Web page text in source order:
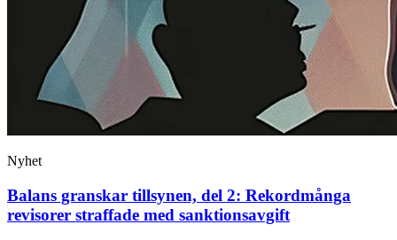
Nyhet
Balans granskar tillsynen, del 2: Rekordmånga
revisorer straffade med sanktionsavgift